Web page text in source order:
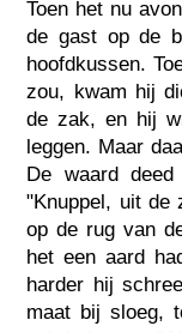
Toen het nu
de gast op de
hoofdkussen.
zou, kwam hij
de zak, en hij
leggen. Maar
De waard
"Knuppel, uit de
op de rug van
het een aard
harder hij
maat bij sloeg,